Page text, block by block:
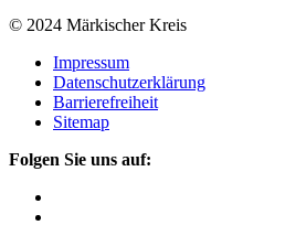
© 2024 Märkischer Kreis
Impressum
Datenschutzerklärung
Barrierefreiheit
Sitemap
Folgen Sie uns auf: